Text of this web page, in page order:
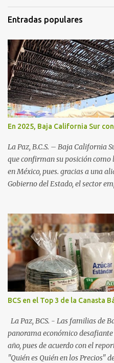
Entradas populares
En 2025, Baja California Sur
La Paz, B.C.S. – Baja California
que confirman su posición
en México, pues. gracias a una
Gobierno del Estado, el sector
una derrama económica sin
este periodo vacacional son
que supera el 70% . Sin
norte del estado. Comondú
impresionante 89% de
creciente en el turismo de
consolidados y emergentes: Los
picos del 79% en Año Nuevo). La
54%. "Estamos viendo un
vienen por el lujo de Los Cabos,
BCS en el Top 3 de la Canasta
La Paz, BCS. - Las familias de
panorama económico
año, pues de acuerdo con el
"Quién es Quién en los Precios"